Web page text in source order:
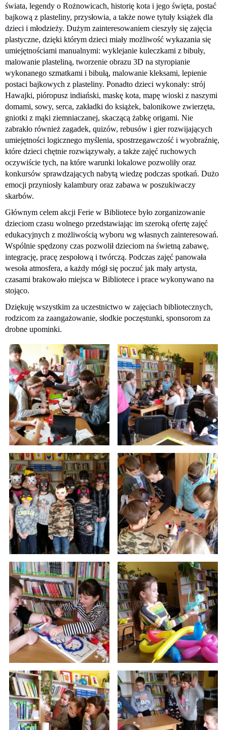
świata, legendy o Rożnowicach, historię kota i jego święta, postać
bajkową z plasteliny, przysłowia, a także nowe tytuły książek dla
dzieci i młodzieży. Dużym zainteresowaniem cieszyły się zajęcia
plastyczne, dzięki którym dzieci miały możliwość wykazania się
umiejętnościami manualnymi: wyklejanie kuleczkami z bibuły,
malowanie plasteliną, tworzenie obrazu 3D na styropianie
wykonanego szmatkami i bibułą, malowanie kleksami, lepienie
postaci bajkowych z plasteliny. Ponadto dzieci wykonały: strój
Hawajki, pióropusz indiański, maskę kota, mapę wioski z naszymi
domami, sowy, serca, zakładki do książek, balonikowe zwierzęta,
gniotki z mąki ziemniaczanej, skaczącą żabkę origami. Nie
zabrakło również zagadek, quizów, rebusów i gier rozwijających
umiejętności logicznego myślenia, spostrzegawczość i wyobraźnię,
które dzieci chętnie rozwiązywały, a także zajęć ruchowych
oczywiście tych, na które warunki lokalowe pozwoliły oraz
konkursów sprawdzających nabytą wiedzę podczas spotkań. Dużo
emocji przyniosły kalambury oraz zabawa w poszukiwaczy
skarbów.
Głównym celem akcji Ferie w Bibliotece było zorganizowanie
dzieciom czasu wolnego przedstawiając im szeroką ofertę zajęć
edukacyjnych z możliwością wyboru wg własnych zainteresowań.
Wspólnie spędzony czas pozwolił dzieciom na świetną zabawę,
integrację, pracę zespołową i twórczą. Podczas zajęć panowała
wesoła atmosfera, a każdy mógł się poczuć jak mały artysta,
czasami brakowało miejsca w Bibliotece i prace wykonywano na
stojąco.
Dziękuję wszystkim za uczestnictwo w zajęciach bibliotecznych,
rodzicom za zaangażowanie, słodkie poczęstunki, sponsorom za
drobne upominki.